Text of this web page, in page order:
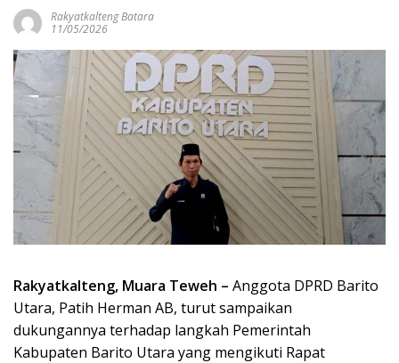
Rakyatkalteng Batara
11/05/2026
Rakyatkalteng, Muara Teweh – Anggota DPRD Barito
Utara, Patih Herman AB, turut sampaikan
dukungannya terhadap langkah Pemerintah
Kabupaten Barito Utara yang mengikuti Rapat